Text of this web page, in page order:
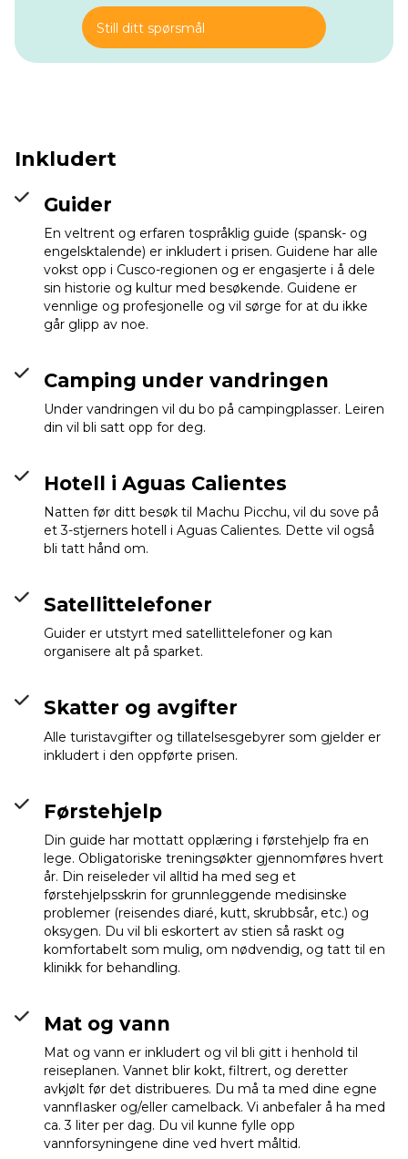
middag på en lokal restaurant i Ollantaytambo og tilbringe
natten på et hotell.Still ditt spørsmål
Inkludert
Guider
En veltrent og erfaren tospråklig guide (spansk- og
engelsktalende) er inkludert i prisen. Guidene har alle
vokst opp i Cusco-regionen og er engasjerte i å dele
sin historie og kultur med besøkende. Guidene er
vennlige og profesjonelle og vil sørge for at du ikke
går glipp av noe.
Camping under vandringen
Under vandringen vil du bo på campingplasser. Leiren
din vil bli satt opp for deg.
Hotell i Aguas Calientes
Natten før ditt besøk til Machu Picchu, vil du sove på
et 3-stjerners hotell i Aguas Calientes. Dette vil også
bli tatt hånd om.
Satellittelefoner
Guider er utstyrt med satellittelefoner og kan
organisere alt på sparket.
Skatter og avgifter
Alle turistavgifter og tillatelsesgebyrer som gjelder er
inkludert i den oppførte prisen.
Førstehjelp
Din guide har mottatt opplæring i førstehjelp fra en
lege. Obligatoriske treningsøkter gjennomføres hvert
år. Din reiseleder vil alltid ha med seg et
førstehjelpsskrin for grunnleggende medisinske
problemer (reisendes diaré, kutt, skrubbsår, etc.) og
oksygen. Du vil bli eskortert av stien så raskt og
komfortabelt som mulig, om nødvendig, og tatt til en
klinikk for behandling.
Mat og vann
Mat og vann er inkludert og vil bli gitt i henhold til
reiseplanen. Vannet blir kokt, filtrert, og deretter
avkjølt før det distribueres. Du må ta med dine egne
vannflasker og/eller camelback. Vi anbefaler å ha med
ca. 3 liter per dag. Du vil kunne fylle opp
vannforsyningene dine ved hvert måltid.